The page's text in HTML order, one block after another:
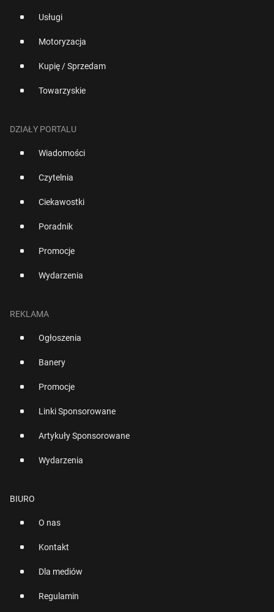
Usługi
Motoryzacja
Kupię / Sprzedam
Towarzyskie
DZIAŁY PORTALU
Wiadomości
Czytelnia
Ciekawostki
Poradnik
Promocje
Wydarzenia
REKLAMA
Ogłoszenia
Banery
Promocje
Linki Sponsorowane
Artykuły Sponsorowane
Wydarzenia
BIURO
O nas
Kontakt
Dla mediów
Regulamin